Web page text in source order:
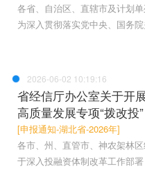
各省、自治区、直辖市及计划
为深入贯彻落实党中央、国务
2026-06-02 10:19:16
省经信厅办公室关于开
高质量发展专项“拨改投
[申报通知-湖北省-2026年]
各市、州、直管市、神农架林
于深入投融资体制改革工作部